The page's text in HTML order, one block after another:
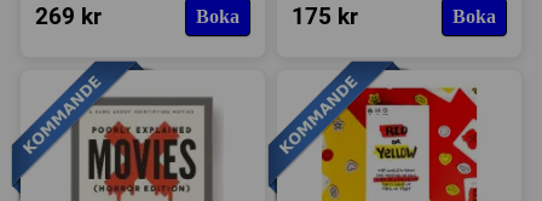
269 kr Boka 175 kr Boka